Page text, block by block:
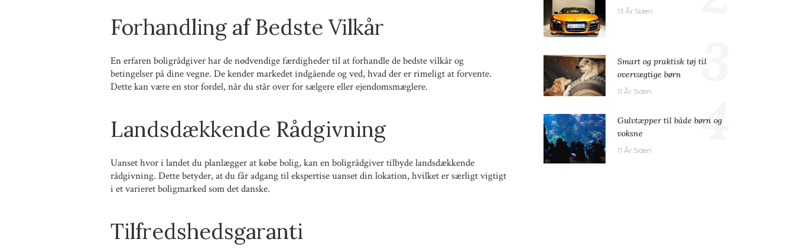
Forhandling af Bedste Vilkår
En erfaren boligrådgiver har de nødvendige færdigheder til at forhandle de bedste vilkår og
betingelser på dine vegne. De kender markedet indgående og ved, hvad der er rimeligt at forvente.
Dette kan være en stor fordel, når du står over for sælgere eller ejendomsmæglere.
Landsdækkende Rådgivning
Uanset hvor i landet du planlægger at købe bolig, kan en boligrådgiver tilbyde landsdækkende
rådgivning. Dette betyder, at du får adgang til ekspertise uanset din lokation, hvilket er særligt vigtigt
i et varieret boligmarked som det danske.
Tilfredshedsgaranti
13 År Siden
Smart og praktisk tøj til
overvægtige børn
11 År Siden 3
Gulvtæpper til både børn og
voksne
11 År Siden 4